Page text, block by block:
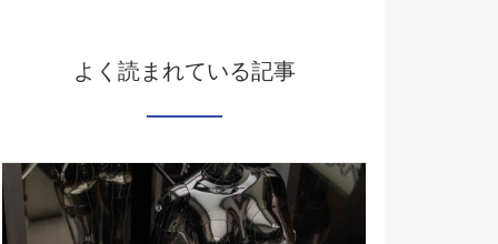
よく読まれている記事